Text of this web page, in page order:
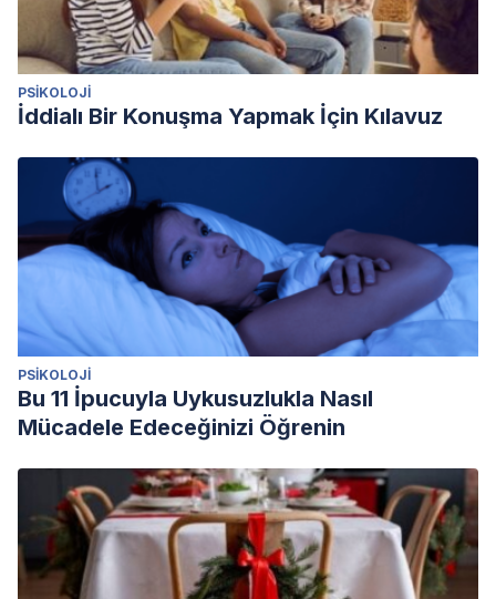
PSIKOLOJI
İddialı Bir Konuşma Yapmak İçin Kılavuz
PSIKOLOJI
Bu 11 İpucuyla Uykusuzlukla Nasıl
Mücadele Edeceğinizi Öğrenin